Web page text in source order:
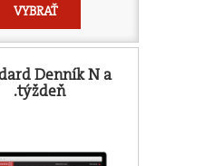
VYBRAŤ
Denník N a
.týždeň